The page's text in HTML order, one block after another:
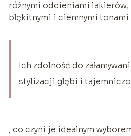
różnymi odcieniami lakierów,
błękitnymi i ciemnymi tonami.
Ich zdolność do
stylizacji głębi i
, co czyni je idealnym